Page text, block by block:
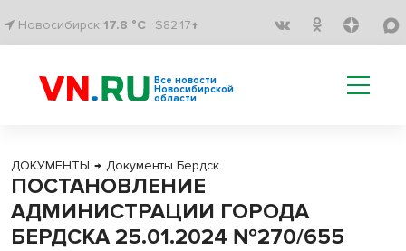
Новосибирск 17.8 °C $82.17↑
Все новости
Новосибирской
области
ДОКУМЕНТЫ → Документы Бердск
ПОСТАНОВЛЕНИЕ
АДМИНИСТРАЦИИ ГОРОДА
БЕРДСКА 25.01.2024 №270/655